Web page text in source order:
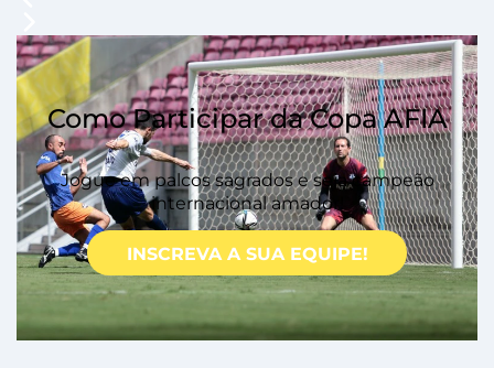
Como Participar da Copa AFIA
Jogue em palcos sagrados e seja campeão
internacional amador!
INSCREVA A SUA EQUIPE!